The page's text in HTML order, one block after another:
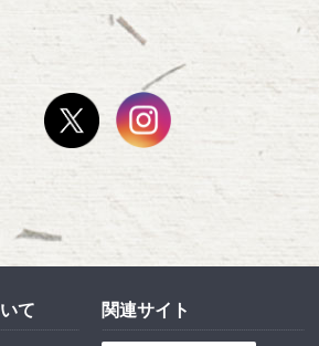
て 関連サイト